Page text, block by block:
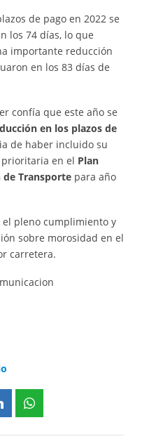
de pago en 2022 se
los 74 días, lo que
importante reducción
en los 83 días de
confía que este año se
en los plazos de
de haber incluido su
en el Plan
de Transportepara año
el pleno cumplimiento y
sobre morosidad en el
carretera.